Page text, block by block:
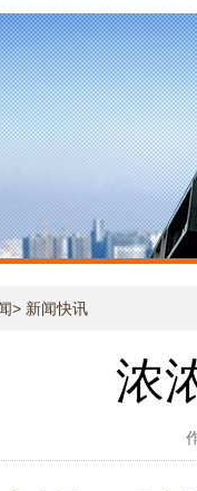
> 新闻快讯
浓